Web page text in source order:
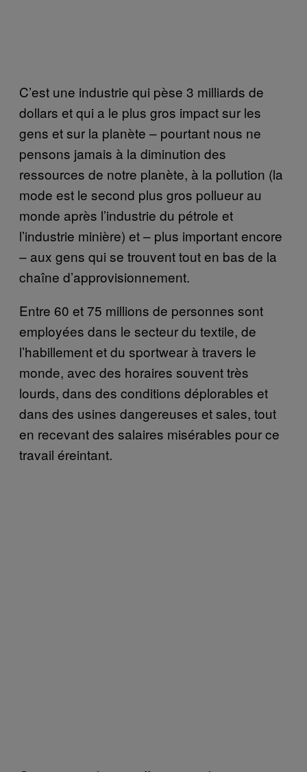
C’est une industrie qui pèse 3 milliards de
dollars et qui a le plus gros impact sur les
gens et sur la planète – pourtant nous ne
pensons jamais à la diminution des
ressources de notre planète, à la pollution (la
mode est le second plus gros pollueur au
monde après l’industrie du pétrole et
l’industrie minière) et – plus important encore
– aux gens qui se trouvent tout en bas de la
chaîne d’approvisionnement.
Entre 60 et 75 millions de personnes sont
employées dans le secteur du textile, de
l’habillement et du sportwear à travers le
monde, avec des horaires souvent très
lourds, dans des conditions déplorables et
dans des usines dangereuses et sales, tout
en recevant des salaires misérables pour ce
travail éreintant.